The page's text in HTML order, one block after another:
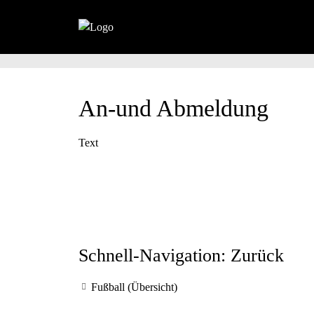
An-und Abmeldung
Text
Schnell-Navigation: Zurück
Fußball (Übersicht)